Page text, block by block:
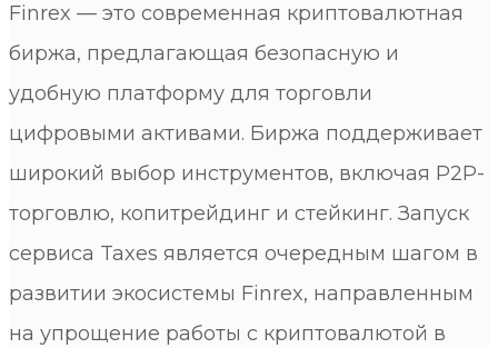
Finrex — это современная криптовалютная
биржа, предлагающая безопасную и
удобную платформу для торговли
цифровыми активами. Биржа поддерживает
широкий выбор инструментов, включая P2P-
торговлю, копитрейдинг и стейкинг. Запуск
сервиса Taxes является очередным шагом в
развитии экосистемы Finrex, направленным
на упрощение работы с криптовалютой в